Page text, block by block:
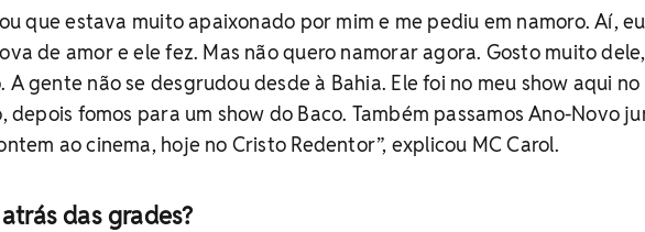
que estava muito apaixonado por mim e me pediu em namoro. Aí,
de amor e ele fez. Mas não quero namorar agora. Gosto muito
A gente não se desgrudou desde à Bahia. Ele foi no meu show aqui no
depois fomos para um show do Baco. Também passamos Ano-Novo
ao cinema, hoje no Cristo Redentor”, explicou MC Carol.
das grades?